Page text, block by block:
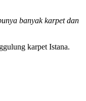
banyak karpet dan
karpet Istana.